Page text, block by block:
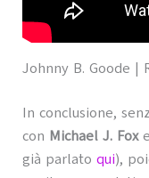
Johnny B. Goode |
In conclusione,
con Michael J. Foxe
già parlato qui),